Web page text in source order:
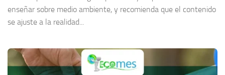
enseñar sobre medio ambiente, y recomienda que el contenido
se ajuste a la realidad...